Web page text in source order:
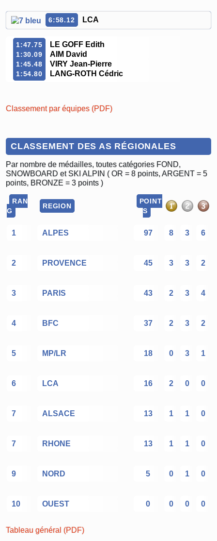
6:58.12 LCA
1:47.75 LE GOFF Edith
1:30.09 AIM David
1:45.48 VIRY Jean-Pierre
1:54.80 LANG-ROTH Cédric
Classement par équipes (PDF)
CLASSEMENT DES AS RÉGIONALES
Par nombre de médailles, toutes catégories FOND,
SNOWBOARD et SKI ALPIN ( OR = 8 points, ARGENT = 5
points, BRONZE = 3 points )
RAN
G
REGION
POINT
S
1 ALPES 97 8 3 6
2 PROVENCE 45 3 3 2
3 PARIS 43 2 3 4
4 BFC 37 2 3 2
5 MP/LR 18 0 3 1
6 LCA 16 2 0 0
7 ALSACE 13 1 1 0
7 RHONE 13 1 1 0
9 NORD 5 0 1 0
10 OUEST 0 0 0 0
Tableau général (PDF)